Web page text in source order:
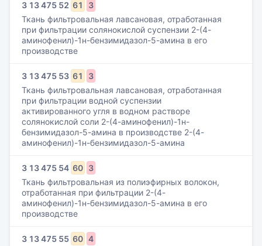
3 13475 52 61
3
Ткань фильтровальная лавсановая, отработанная
при фильтрации солянокислой суспензии 2-(4-
аминофенил)-1н-бензимидазол-5-амина в его
производстве
3 13475 53 61
3
Ткань фильтровальная лавсановая, отработанная
при фильтрации водной суспензии
активированного угля в водном растворе
солянокислой соли 2-(4-аминофенил)-1н-
бензимидазол-5-амина в производстве 2-(4-
аминофенил)-1н-бензимидазол-5-амина
3 13475 54 60 3
Ткань фильтровальная из полиэфирных волокон,
отработанная при фильтрации 2-(4-
аминофенил)-1н-бензимидазол-5-амина в его
производстве
3 13475 55 60 4